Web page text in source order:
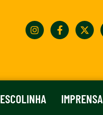
ESCOLINHA IMPRENSA